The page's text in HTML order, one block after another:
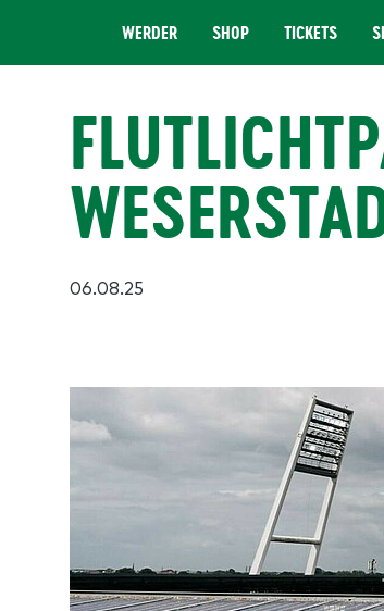
WERDER SHOP TICKETS
06.08.25